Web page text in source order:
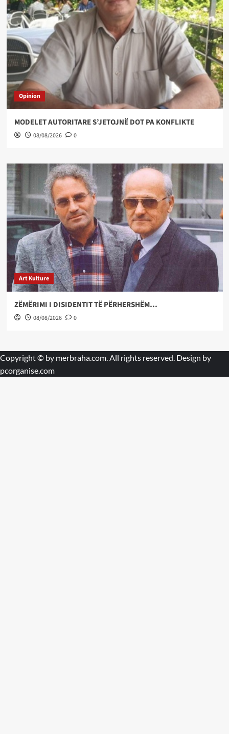
Opinion
MODELET AUTORITARE S’JETOJNË DOT PA KONFLIKTE
08/08/2026 0
Art Kulture
ZËMËRIMI I DISIDENTIT TË PËRHERSHËM…
08/08/2026 0
Copyright © by merbraha.com. All rights reserved. Design by
pcorganise.com